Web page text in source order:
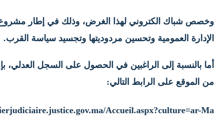
وخصص شباك الكتروني لهذا الغرض، وذلك في إطار
الإدارة العمومية وتحسين مردوديتها وتجسيد سياسة القرب.
أما بالنسبة إلى الراغبين في الحصول على السجل العدلي،
من الموقع على الرابط التالي:
Accueil.aspx?culture=ar-Ma